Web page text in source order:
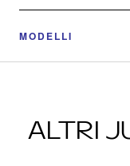
MODELLI
ALTRI